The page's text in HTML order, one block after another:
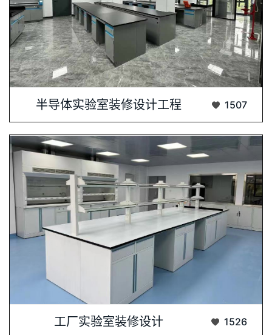
半导体实验室装修设计工程 1507
工厂实验室装修设计 1526